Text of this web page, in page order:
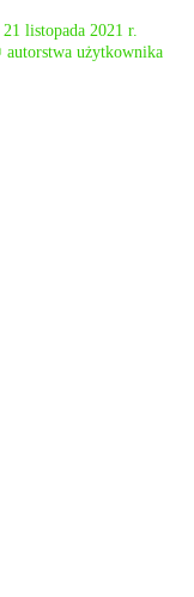
listopada 2021 r.
użytkownika